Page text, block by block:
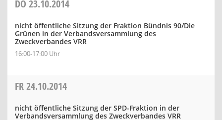
DO 23.10.2014
nicht öffentliche Sitzung der Fraktion Bündnis 90/Die
Grünen in der Verbandsversammlung des
Zweckverbandes VRR
16:00-17:00 Uhr
FR24.10.2014
nicht öffentliche Sitzung der SPD-Fraktion in der
Verbandsversammlung des Zweckverbandes VRR